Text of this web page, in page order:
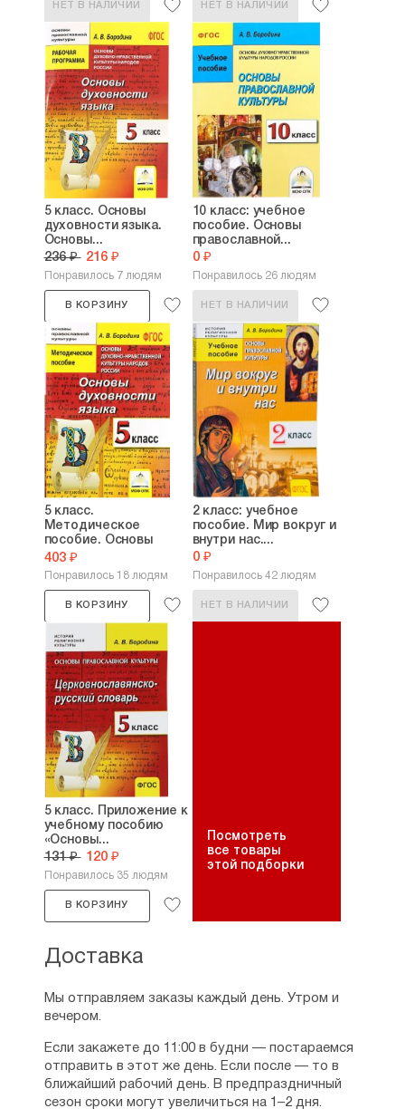
НЕТ В НАЛИЧИИ НЕТ В НАЛИЧИИ
5 класс. Основы
духовности языка.
Основы...
236 ₽ 216 ₽
Понравилось 7 людям
В КОРЗИНУ
10 класс: учебное
пособие. Основы
православной...
0 ₽
Понравилось 26 людям
НЕТ В НАЛИЧИИ
5 класс.
Методическое
пособие. Основы
духовности...
403 ₽
Понравилось 18 людям
В КОРЗИНУ
2 класс: учебное
пособие. Мир вокруг и
внутри нас....
0 ₽
Понравилось 42 людям
НЕТ В НАЛИЧИИ
5 класс. Приложение к
учебному пособию
«Основы...
131 ₽ 120 ₽
Понравилось 35 людям
В КОРЗИНУ
Посмотреть
все товары
этой подборки
Доставка
Мы отправляем заказы каждый день. Утром и
вечером.
Если закажете до 11:00 в будни — постараемся
отправить в этот же день. Если после — то в
ближайший рабочий день. В предпраздничный
сезон сроки могут увеличиться на 1–2 дня.